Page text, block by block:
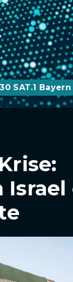
SAT.1 Bayern